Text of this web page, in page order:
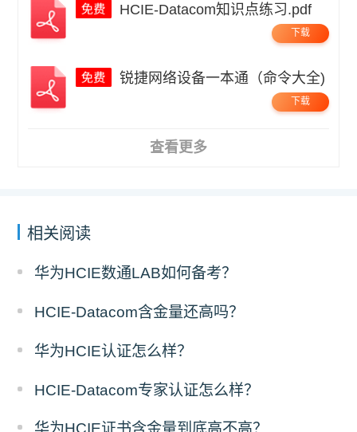
HCIE-Datacom知识点练习.pdf
下载
锐捷网络设备一本通（命令大全)
下载
查看更多
相关阅读
华为HCIE数通LAB如何备考？
HCIE-Datacom含金量还高吗？
华为HCIE认证怎么样？
HCIE-Datacom专家认证怎么样？